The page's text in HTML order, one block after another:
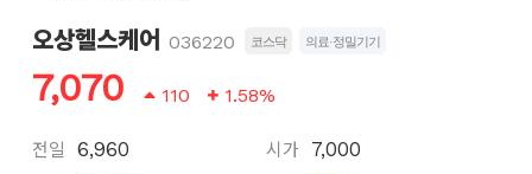
오상헬스케어 036220 코스닥 의료·정밀기기
7,070 110 1.58%
전일 6,960 시가 7,000